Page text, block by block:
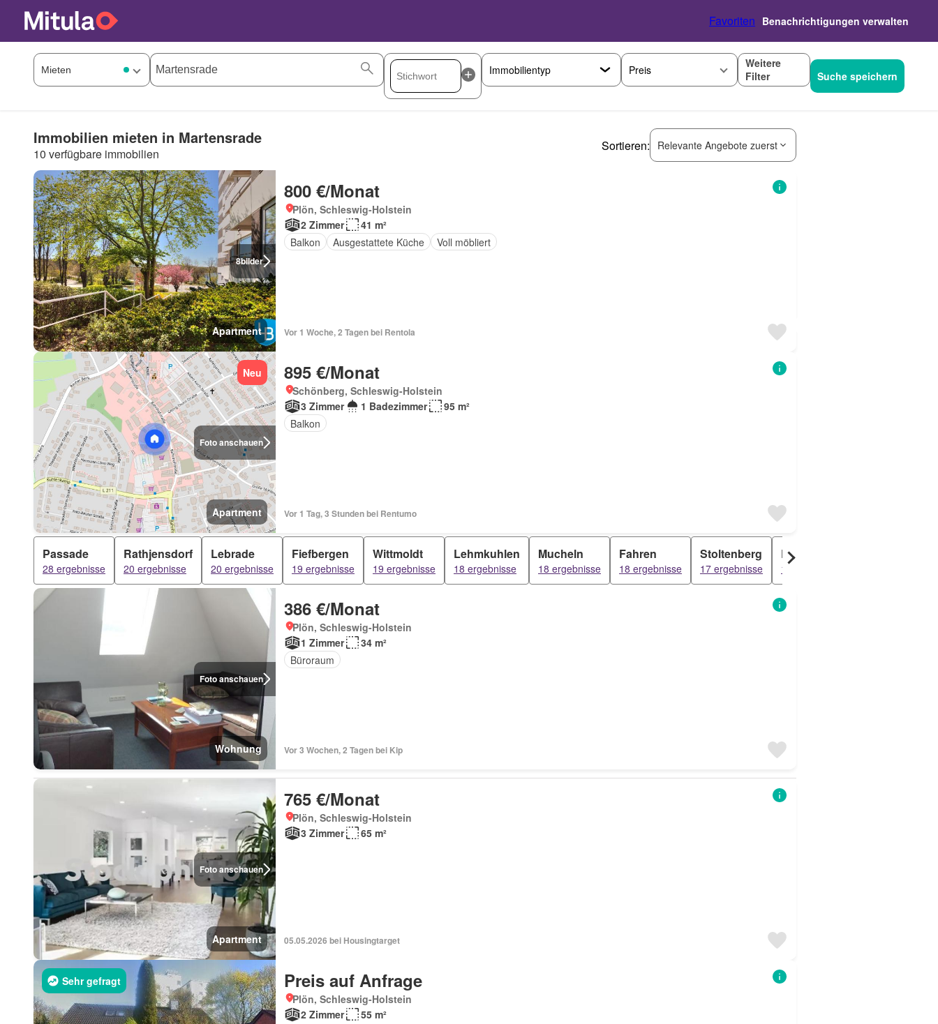
Favoriten Benachrichtigungen verwalten
Preis
Weitere
Filter
Suche speichern
Immobilien mieten in Martensrade
10 verfügbare immobilien
Sortieren: Relevante Angebote zuerst
8bilder
Apartment
800 €/Monat
Plön, Schleswig-Holstein
2 Zimmer
41 m²
Balkon
Ausgestattete Küche Voll möbliert
Vor 1 Woche, 2 Tagen bei Rentola
Foto anschauen
Neu
Apartment
895 €/Monat
Schönberg, Schleswig-Holstein
3 Zimmer
1 Badezimmer
95 m²
Balkon
Vor 1 Tag, 3 Stunden bei Rentumo
Passade
28 ergebnisse
Rathjensdorf
20 ergebnisse
Lebrade
20 ergebnisse
Fiefbergen
19 ergebnisse
Wittmoldt
19 ergebnisse
Lehmkuhlen
18 ergebnisse
Mucheln
18 ergebnisse
Fahren
18 ergebnisse
Stoltenberg
17 ergebnisse
Lammershagen
16 ergebnisse
Foto anschauen
Wohnung
386 €/Monat
Plön, Schleswig-Holstein
1 Zimmer
34 m²
Büroraum
Vor 3 Wochen, 2 Tagen bei Kip
Foto anschauen
Apartment
765 €/Monat
Plön, Schleswig-Holstein
3 Zimmer
65 m²
05.05.2026 bei Housingtarget
Sehr gefragt Preis auf Anfrage
Plön, Schleswig-Holstein
2 Zimmer
55 m²